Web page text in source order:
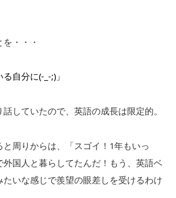
・・・
自分に(-_-;)」
していたので、英語の成長は限定的。
周りからは、「スゴイ！1年もいっ
国人と暮らしてたんだ！もう、英語ベ
いな感じで羨望の眼差しを受けるわけ